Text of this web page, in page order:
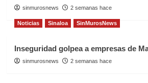
sinmurosnews 2 semanas hace
Noticias Sinaloa SinMurosNews
Inseguridad golpea a empresas de
sinmurosnews 2 semanas hace